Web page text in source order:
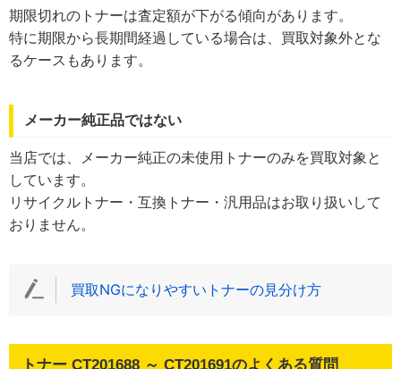
期限切れのトナーは査定額が下がる傾向があります。
特に期限から長期間経過している場合は、買取対象外とな
るケースもあります。
メーカー純正品ではない
当店では、メーカー純正の未使用トナーのみを買取対象と
しています。
リサイクルトナー・互換トナー・汎用品はお取り扱いして
おりません。
買取NGになりやすいトナーの見分け方
トナー CT201688 ～ CT201691のよくある質問